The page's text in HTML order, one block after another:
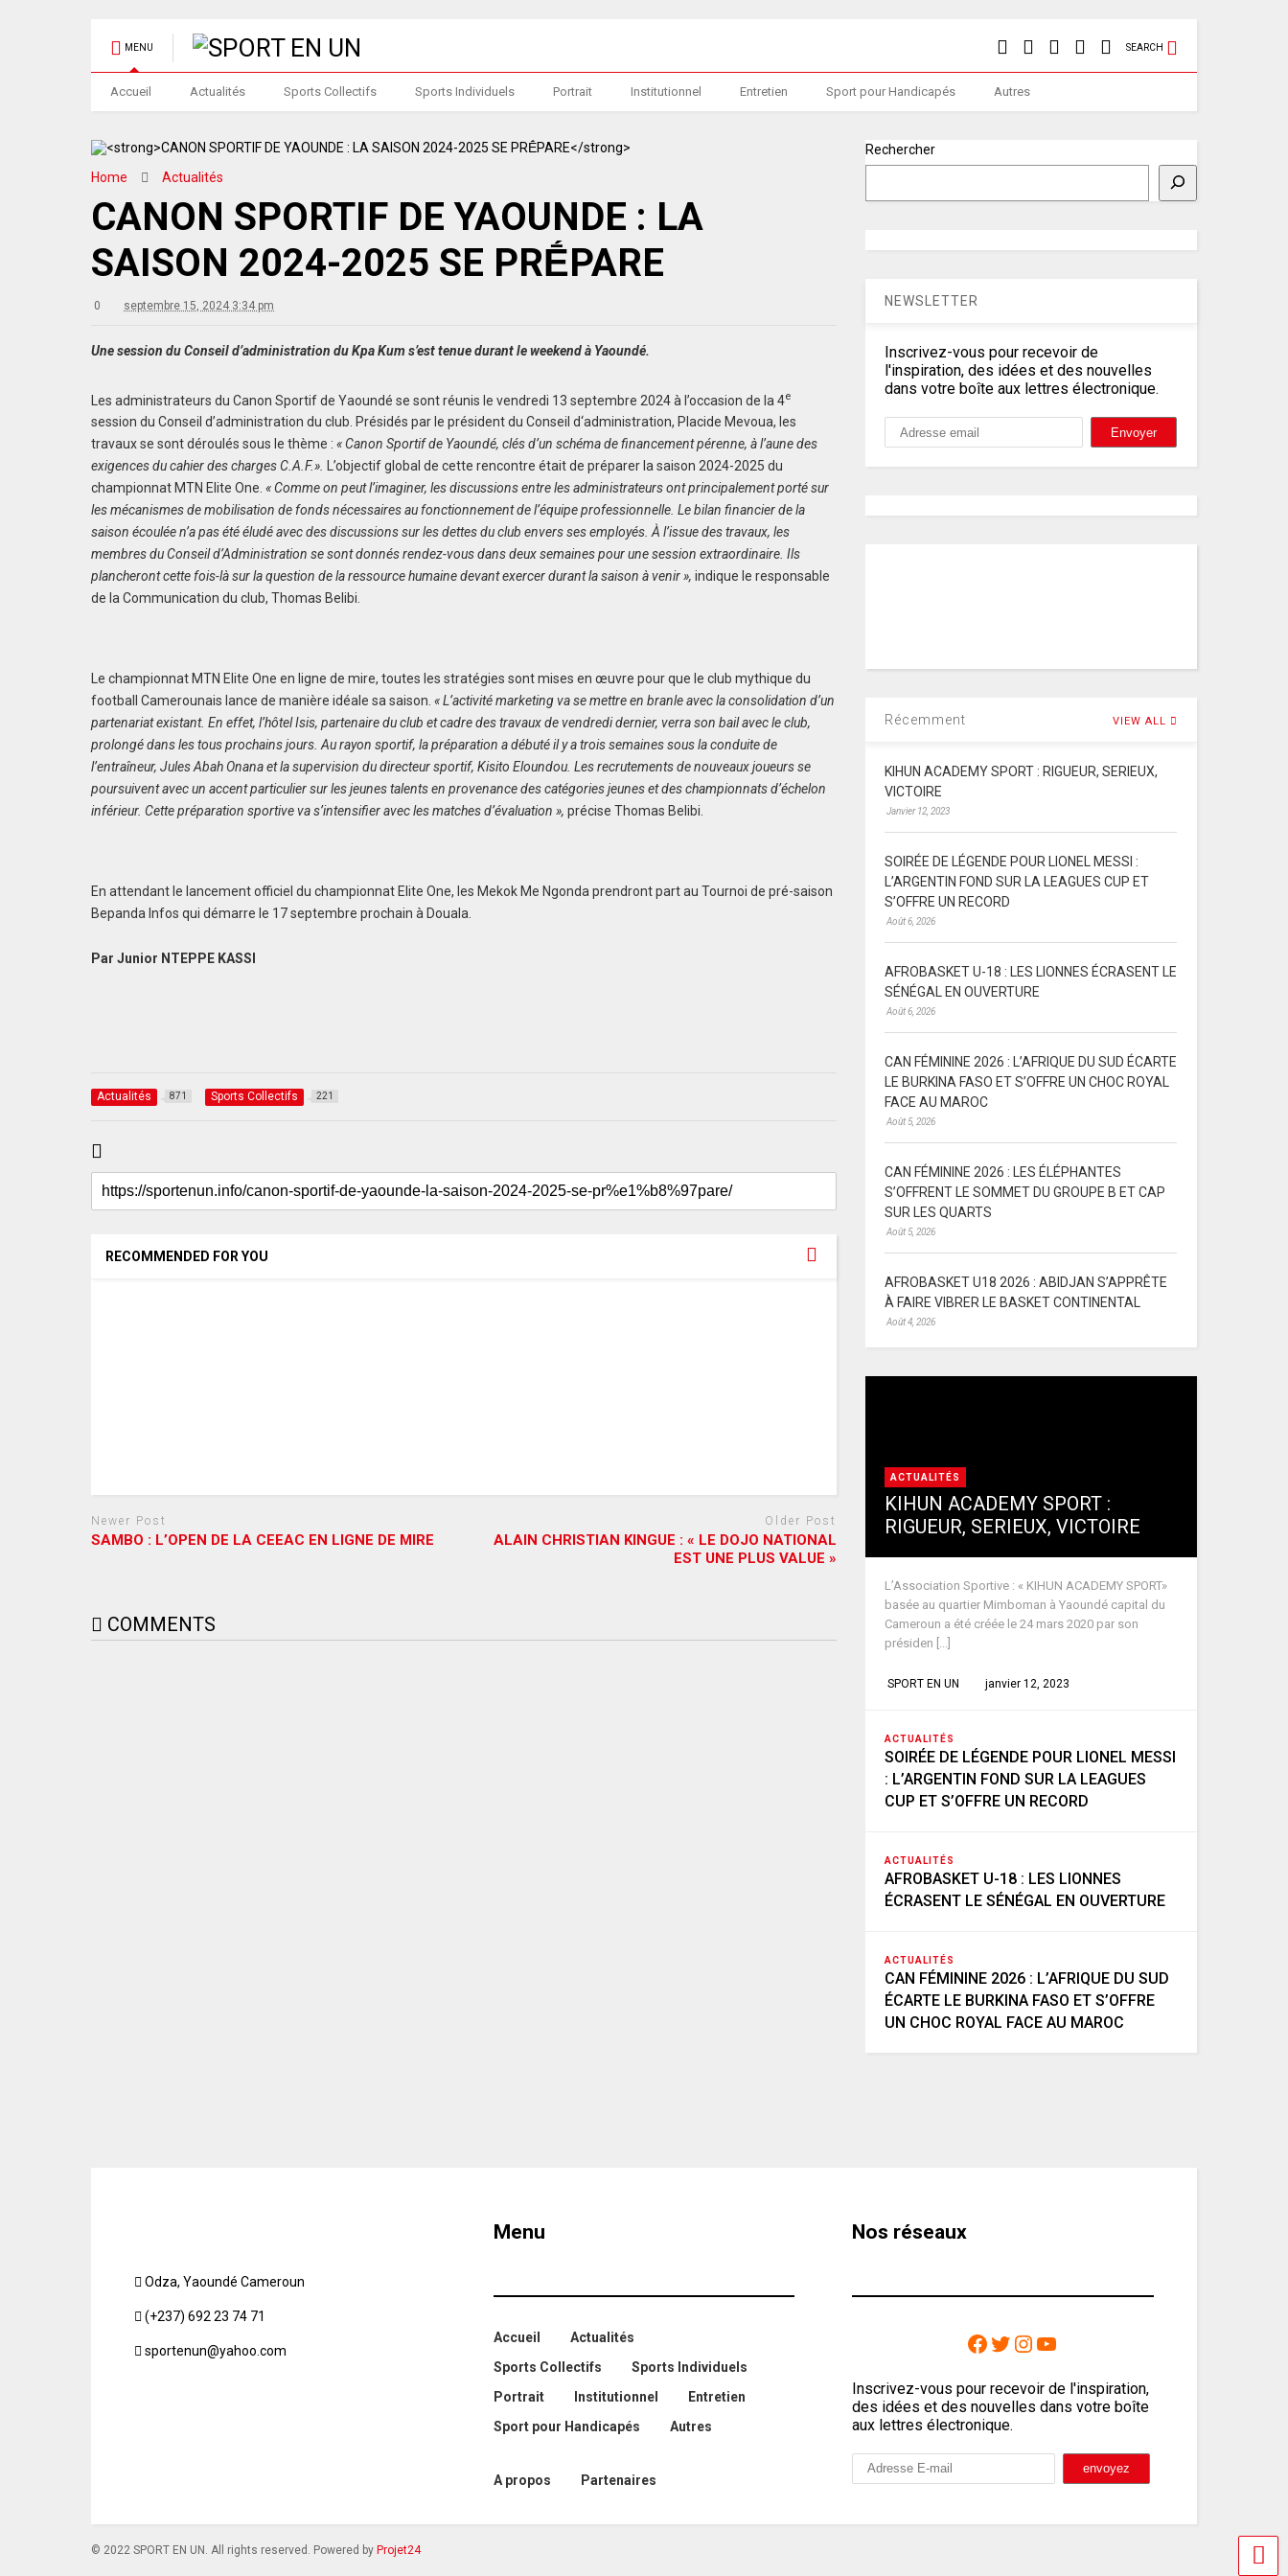
MENU SEARCH
Accueil Actualités Sports Collectifs Sports Individuels Portrait Institutionnel Entretien Sport pour Handicapés Autres
Home Actualités
CANON SPORTIF DE YAOUNDE : LA
SAISON 2024-2025 SE PRḖPARE
0 septembre 15, 2024 3:34 pm
Une session du Conseil d’administration du Kpa Kum s’est tenue durant le weekend à Yaoundé.
Les administrateurs du Canon Sportif de Yaoundé se sont réunis le vendredi 13 septembre 2024 à l’occasion de la 4e
session du Conseil d’administration du club. Présidés par le président du Conseil d‘administration, Placide Mevoua, les
travaux se sont déroulés sous le thème :« Canon Sportif de Yaoundé, clés d’un schéma de financement pérenne, à l’aune des
exigences du cahier des charges C.A.F.». L’objectif global de cette rencontre était de préparer la saison 2024-2025 du
championnat MTN Elite One.« Comme on peut l’imaginer, les discussions entre les administrateurs ont principalement porté sur
les mécanismes de mobilisation de fonds nécessaires au fonctionnement de l’équipe professionnelle. Le bilan financier de la
saison écoulée n’a pas été éludé avec des discussions sur les dettes du club envers ses employés. À l’issue des travaux, les
membres du Conseil d’Administration se sont donnés rendez-vous dans deux semaines pour une session extraordinaire. Ils
plancheront cette fois-là sur la question de la ressource humaine devant exercer durant la saison à venir », indique le responsable
de la Communication du club, Thomas Belibi.
Le championnat MTN Elite One en ligne de mire, toutes les stratégies sont mises en œuvre pour que le club mythique du
football Camerounais lance de manière idéale sa saison.« L’activité marketing va se mettre en branle avec la consolidation d’un
partenariat existant. En effet, l’hôtel Isis, partenaire du club et cadre des travaux de vendredi dernier, verra son bail avec le club,
prolongé dans les tous prochains jours. Au rayon sportif, la préparation a débuté il y a trois semaines sous la conduite de
l’entraîneur, Jules Abah Onana et la supervision du directeur sportif, Kisito Eloundou. Les recrutements de nouveaux joueurs se
poursuivent avec un accent particulier sur les jeunes talents en provenance des catégories jeunes et des championnats d’échelon
inférieur. Cette préparation sportive va s’intensifier avec les matches d’évaluation », précise Thomas Belibi.
En attendant le lancement officiel du championnat Elite One, les Mekok Me Ngonda prendront part au Tournoi de pré-saison
Bepanda Infos qui démarre le 17 septembre prochain à Douala.
Par Junior NTEPPE KASSI
Actualités 871 Sports Collectifs 221
RECOMMENDED FOR YOU
Newer Post
SAMBO : L’OPEN DE LA CEEAC EN LIGNE DE MIRE
Older Post
ALAIN CHRISTIAN KINGUE : « LE DOJO NATIONAL
EST UNE PLUS VALUE »
COMMENTS
Rechercher
NEWSLETTER
Inscrivez-vous pour recevoir de
l'inspiration, des idées et des nouvelles
dans votre boîte aux lettres électronique.
Récemment VIEW ALL
KIHUN ACADEMY SPORT : RIGUEUR, SERIEUX,
VICTOIRE
Janvier 12, 2023
SOIRÉE DE LÉGENDE POUR LIONEL MESSI :
L’ARGENTIN FOND SUR LA LEAGUES CUP ET
S’OFFRE UN RECORD
Août 6, 2026
AFROBASKET U-18 : LES LIONNES ÉCRASENT LE
SÉNÉGAL EN OUVERTURE
Août 6, 2026
CAN FÉMININE 2026 : L’AFRIQUE DU SUD ÉCARTE
LE BURKINA FASO ET S’OFFRE UN CHOC ROYAL
FACE AU MAROC
Août 5, 2026
CAN FÉMININE 2026 : LES ÉLÉPHANTES
S’OFFRENT LE SOMMET DU GROUPE B ET CAP
SUR LES QUARTS
Août 5, 2026
AFROBASKET U18 2026 : ABIDJAN S’APPRÊTE
À FAIRE VIBRER LE BASKET CONTINENTAL
Août 4, 2026
ACTUALITÉS
KIHUN ACADEMY SPORT :
RIGUEUR, SERIEUX, VICTOIRE
L’Association Sportive : « KIHUN ACADEMY SPORT»
basée au quartier Mimboman à Yaoundé capital du
Cameroun a été créée le 24 mars 2020 par son
présiden [...]
SPORT EN UN janvier 12, 2023
ACTUALITÉS
SOIRÉE DE LÉGENDE POUR LIONEL MESSI
: L’ARGENTIN FOND SUR LA LEAGUES
CUP ET S’OFFRE UN RECORD
ACTUALITÉS
AFROBASKET U-18 : LES LIONNES
ÉCRASENT LE SÉNÉGAL EN OUVERTURE
ACTUALITÉS
CAN FÉMININE 2026 : L’AFRIQUE DU SUD
ÉCARTE LE BURKINA FASO ET S’OFFRE
UN CHOC ROYAL FACE AU MAROC
Odza, Yaoundé Cameroun
(+237) 692 23 74 71
sportenun@yahoo.com
Menu
Accueil
Actualités
Sports Collectifs
Sports Individuels
Portrait
Institutionnel
Entretien
Sport pour Handicapés
Autres
A propos Partenaires
Nos réseaux
Inscrivez-vous pour recevoir de l'inspiration,
des idées et des nouvelles dans votre boîte
aux lettres électronique.
© 2022 SPORT EN UN. All rights reserved. Powered byProjet24